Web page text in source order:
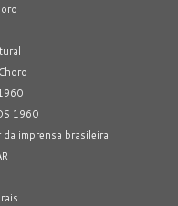
1960
imprensa brasileira